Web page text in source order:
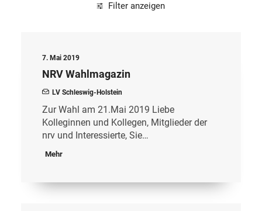
Filter anzeigen
7. Mai 2019
NRV Wahlmagazin
LV Schleswig-Holstein
Zur Wahl am 21.Mai 2019 Liebe
Kolleginnen und Kollegen, Mitglieder der
nrv und Interessierte, Sie…
Mehr